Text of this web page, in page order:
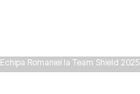
Echipa Romaniei la Team Shield 2025